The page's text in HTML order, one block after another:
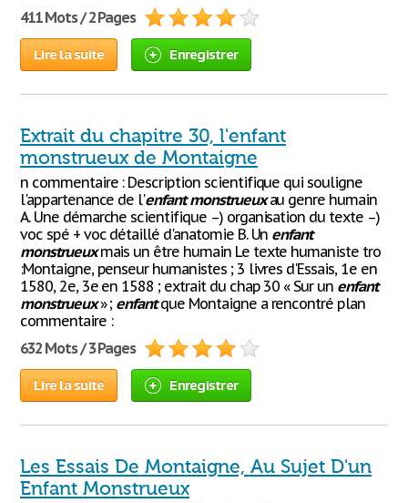
411 Mots / 2 Pages
Lire la suite Enregistrer
Extrait du chapitre 30, l'enfant
monstrueux de Montaigne
n commentaire : Description scientifique qui souligne
l'appartenance de l'enfant monstrueuxau genre humain
A. Une démarche scientifique –) organisation du texte –)
voc spé + voc détaillé d'anatomie B. Un enfant
monstrueuxmais un être humain Le texte humaniste tro
:Montaigne, penseur humanistes ; 3 livres d'Essais, 1e en
1580, 2e, 3e en 1588 ; extrait du chap 30 « Sur un enfant
monstrueux» ; enfantque Montaigne a rencontré plan
commentaire :
632 Mots / 3 Pages
Lire la suite Enregistrer
Les Essais De Montaigne, Au Sujet D'un
Enfant Monstrueux